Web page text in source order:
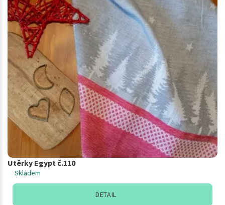
Utěrky Egypt č.110
Skladem
DETAIL